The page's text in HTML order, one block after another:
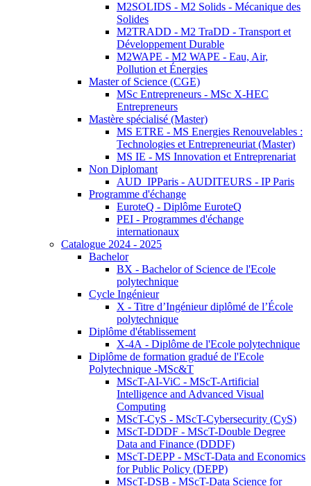
M2SOLIDS - M2 Solids - Mécanique des
Solides
M2TRADD - M2 TraDD - Transport et
Développement Durable
M2WAPE - M2 WAPE - Eau, Air,
Pollution et Énergies
Master of Science (CGE)
MSc Entrepreneurs - MSc X-HEC
Entrepreneurs
Mastère spécialisé (Master)
MS ETRE - MS Energies Renouvelables :
Technologies et Entrepreneuriat (Master)
MS IE - MS Innovation et Entreprenariat
Non Diplomant
AUD_IPParis - AUDITEURS - IP Paris
Programme d'échange
EuroteQ - Diplôme EuroteQ
PEI - Programmes d'échange
internationaux
Catalogue 2024 - 2025
Bachelor
BX - Bachelor of Science de l'Ecole
polytechnique
Cycle Ingénieur
X - Titre d’Ingénieur diplômé de l’École
polytechnique
Diplôme d'établissement
X-4A - Diplôme de l'Ecole polytechnique
Diplôme de formation gradué de l'Ecole
Polytechnique -MSc&T
MScT-AI-ViC - MScT-Artificial
Intelligence and Advanced Visual
Computing
MScT-CyS - MScT-Cybersecurity (CyS)
MScT-DDDF - MScT-Double Degree
Data and Finance (DDDF)
MScT-DEPP - MScT-Data and Economics
for Public Policy (DEPP)
MScT-DSB - MScT-Data Science for